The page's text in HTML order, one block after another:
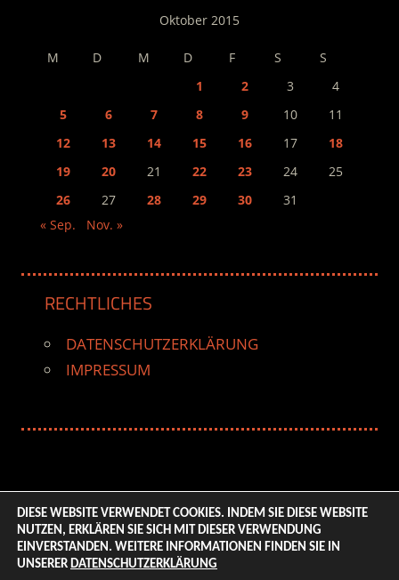
Oktober 2015
M D M D F S
S
1
2 3
4
5
6 7 8 9 10
11
12
13 14 15 16 17
18
19
20 21 22 23 24
25
26
27 28 29 30
31
« Sep.
Nov. »
RECHTLICHES
DATENSCHUTZERKLÄRUNG
IMPRESSUM
© 2026 ENTERTAINMENT BASE – Life & Style Magazine.
All Rights Reserved. | Based on
DIESE WEBSITE VERWENDET COOKIES. INDEM SIE DIESE WEBSITE
NUTZEN, ERKLÄREN SIE SICH MIT DIESER VERWENDUNG
EINVERSTANDEN. WEITERE INFORMATIONEN FINDEN SIE IN
UNSERER DATENSCHUTZERKLÄRUNG